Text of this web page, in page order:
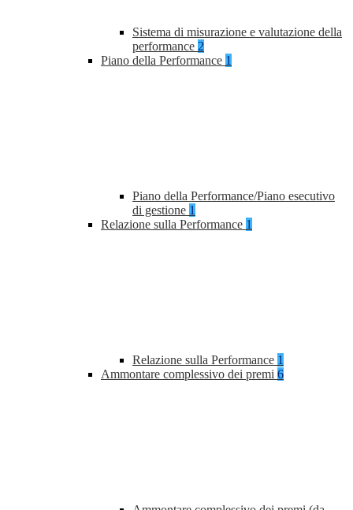
Sistema di misurazione e valutazione della
performance 2
Piano della Performance 1
Piano della Performance/Piano esecutivo
di gestione 1
Relazione sulla Performance 1
Relazione sulla Performance 1
Ammontare complessivo dei premi 6